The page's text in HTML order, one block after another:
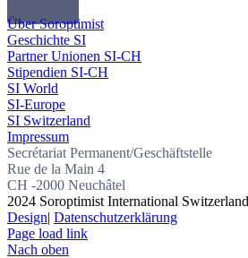
Über Soroptimist
Geschichte SI
Partner Unionen SI-CH
Stipendien SI-CH
SI World
SI-Europe
SI Switzerland
Impressum
Secrétariat Permanent/Geschäftstelle
Rue de la Main 4
CH -2000 Neuchâtel
2024 Soroptimist International
Design| Datenschutzerklärung
Page load link
Nach oben